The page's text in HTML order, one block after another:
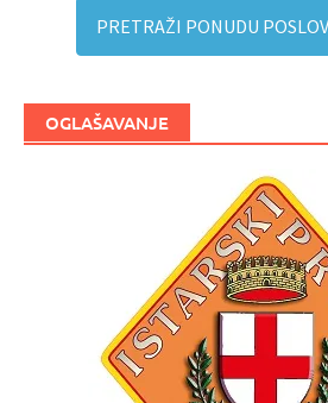
PRETRAŽI PONUDU
OGLAŠAVANJE